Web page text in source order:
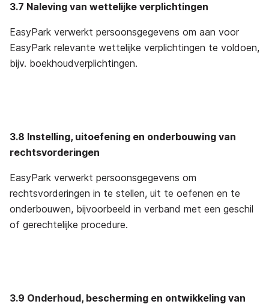
3.7 Naleving van wettelijke verplichtingen
EasyPark verwerkt persoonsgegevens om aan voor
EasyPark relevante wettelijke verplichtingen te voldoen,
bijv. boekhoudverplichtingen.
3.8 Instelling, uitoefening en onderbouwing van
rechtsvorderingen
EasyPark verwerkt persoonsgegevens om
rechtsvorderingen in te stellen, uit te oefenen en te
onderbouwen, bijvoorbeeld in verband met een geschil
of gerechtelijke procedure.
3.9 Onderhoud, bescherming en ontwikkeling van